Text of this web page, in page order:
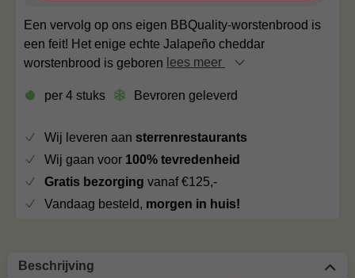
Een vervolg op ons eigen BBQuality-worstenbrood is
een feit! Het enige echte Jalapeño cheddar
worstenbrood is geboren lees meer
per 4 stuks Bevroren geleverd
Wij leveren aan sterrenrestaurants
Wij gaan voor 100% tevredenheid
Gratis bezorging vanaf €125,-
Vandaag besteld, morgen in huis!
Beschrijving